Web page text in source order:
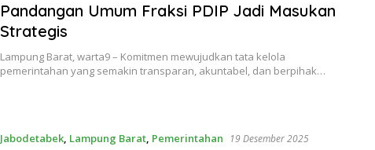
Pandangan Umum Fraksi PDIP Jadi Masukan
Strategis
Lampung Barat, warta9 – Komitmen mewujudkan tata kelola
pemerintahan yang semakin transparan, akuntabel, dan berpihak…
Jabodetabek, Lampung Barat, Pemerintahan 19 Desember 2025